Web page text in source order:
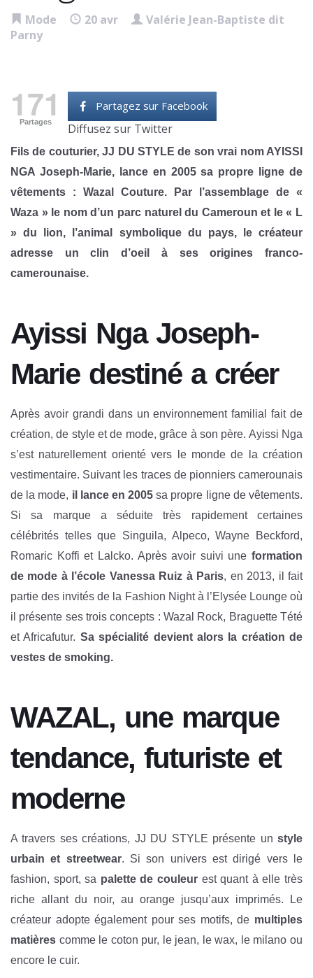
Mode 20 avr
Valérie Jean-Baptiste dit
Parny
171
Partages
Partagez sur Facebook
Diffusez sur Twitter
Fils de couturier, JJ DU STYLE de son vrai nom AYISSI
NGA Joseph-Marie, lance en 2005 sa propre ligne de
vêtements : Wazal Couture. Par l’assemblage de «
Waza » le nom d’un parc naturel du Cameroun et le « L
» du lion, l’animal symbolique du pays, le créateur
adresse un clin d’oeil à ses origines franco-
camerounaise.
Ayissi Nga Joseph-
Marie destiné a créer
Après avoir grandi dans un environnement familial fait de
création, de style et de mode, grâce à son père. Ayissi Nga
s’est naturellement orienté vers le monde de la création
vestimentaire. Suivant les traces de pionniers camerounais
de la mode, il lance en 2005 sa propre ligne de vêtements.
Si sa marque a séduite très rapidement certaines
célébrités telles que Singuila, Alpeco, Wayne Beckford,
Romaric Koffi et Lalcko. Après avoir suivi une formation
de mode à l’école Vanessa Ruiz à Paris, en 2013, il fait
partie des invités de la Fashion Night à l’Elysée Lounge où
il présente ses trois concepts : Wazal Rock, Braguette Tété
et Africafutur. Sa spécialité devient alors la création de
vestes de smoking.
WAZAL, une marque
tendance, futuriste et
moderne
A travers ses créations, JJ DU STYLE présente un style
urbain et streetwear. Si son univers est dirigé vers le
fashion, sport, sa palette de couleur est quant à elle très
riche allant du noir, au orange jusqu’aux imprimés. Le
créateur adopte également pour ses motifs, de multiples
matières comme le coton pur, le jean, le wax, le milano ou
encore le cuir.